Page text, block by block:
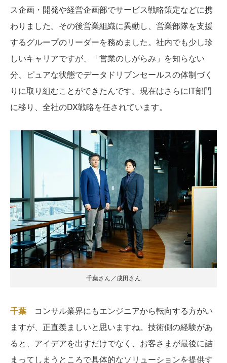
ス企画・開発や経営企画部でサービス戦略策定などに携
わりました。その後営業組織に異動し、営業部隊を支援
するグループのリーダーを務めました。社内でも少し珍
しいキャリアですが、「営業のしがらみ」を知らない
分、ピュアな状態でデータドリブンセールスの体制づく
りに取り組むことができたんです。現在はさらにIT部門
に移り、全社のDX戦略を任されています。
千葉さん／成田さん
千葉 コンサル業界にもエンジニアから転向する方がい
ますが、正直羨ましいと思いますね。技術側の経験があ
ると、アイデアを出すだけでなく、お客さまが最後に詰
まってしまうところで具体的なソリューションを提供す